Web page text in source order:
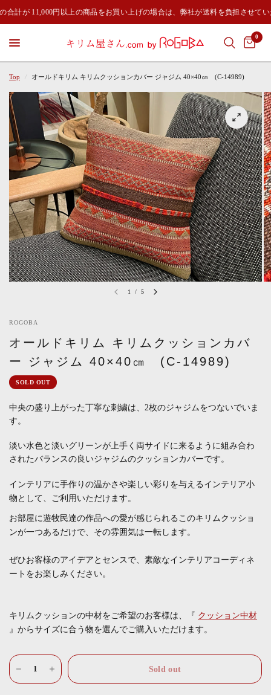
合計が 11,000円以上の商品をお買い上げの場合は、弊社が送料を負担させて
0
Top / オールドキリム キリムクッションカバー ジャジム 40×40㎝ (C-14989)
1 / 5
ROGOBA
オールドキリム キリムクッションカバ
ー ジャジム 40×40㎝ (C-14989)
SOLD OUT
中央の盛り上がった丁寧な刺繍は、2枚のジャジムをつないでいま
す。
淡い水色と淡いグリーンが上手く両サイドに来るように組み合わ
されたバランスの良いジャジムのクッションカバーです。
インテリアに手作りの温かさや楽しい彩りを与えるインテリア小
物として、ご利用いただけます。
お部屋に遊牧民達の作品への愛が感じられるこのキリムクッショ
ンが一つあるだけで、その雰囲気は一転します。
ぜひお客様のアイデアとセンスで、素敵なインテリアコーディネ
ートをお楽しみください。
キリムクッションの中材をご希望のお客様は、『 クッション中材
』からサイズに合う物を選んでご購入いただけます。
Sold out